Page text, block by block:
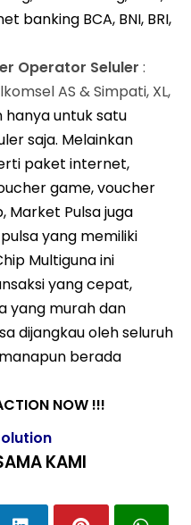
banking BCA, BNI, BRI,
Operator Seluler :
AS & Simpati, XL,
hanya untuk satu
saja. Melainkan
paket internet,
game, voucher
Market Pulsa juga
yang memiliki
Multiguna ini
yang cepat,
yang murah dan
dijangkau oleh seluruh
berada
NOW !!!
KAMI